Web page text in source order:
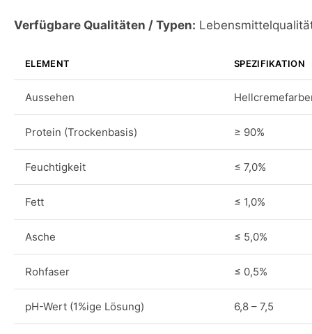
Verfügbare Qualitäten / Typen:
ELEMENT SPEZIFIKATION
Aussehen
Protein (Trockenbasis) ≥ 90%
Feuchtigkeit ≤ 7,0%
Fett ≤ 1,0%
Asche ≤ 5,0%
Rohfaser ≤ 0,5%
pH-Wert (1%ige Lösung) 6,8 – 7,5